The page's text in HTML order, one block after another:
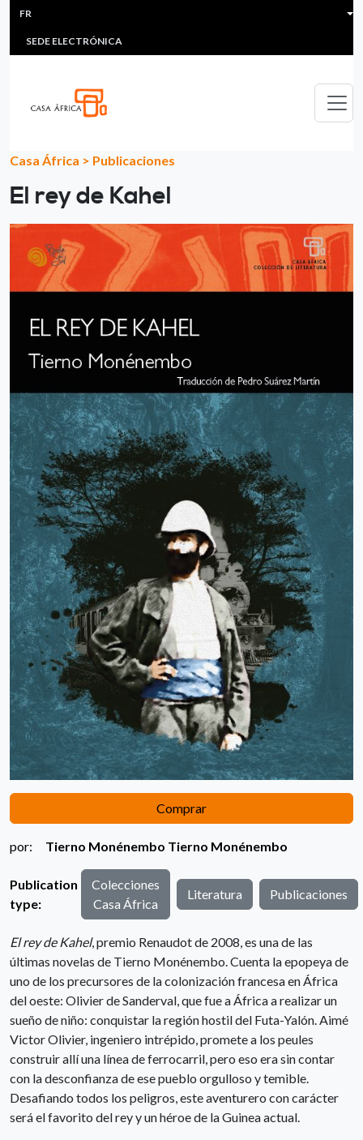
Aller au contenu principal
HEADER MENU
MULTIMEDIA
SEDE ELECTRÓNICA
FR
Casa África > Publicaciones
El rey de Kahel
Comprar
por: Tierno Monénembo Tierno Monénembo
Publication
type:
Colecciones
Casa África
Literatura Publicaciones
El rey de Kahel, premio Renaudot de 2008, es una de las
últimas novelas de Tierno Monénembo. Cuenta la epopeya de
uno de los precursores de la colonización francesa en África
del oeste: Olivier de Sanderval, que fue a África a realizar un
sueño de niño: conquistar la región hostil del Futa-Yalón. Aimé
Victor Olivier, ingeniero intrépido, promete a los peules
construir allí una línea de ferrocarril, pero eso era sin contar
con la desconfianza de ese pueblo orgulloso y temible.
Desafiando todos los peligros, este aventurero con carácter
será el favorito del rey y un héroe de la Guinea actual.